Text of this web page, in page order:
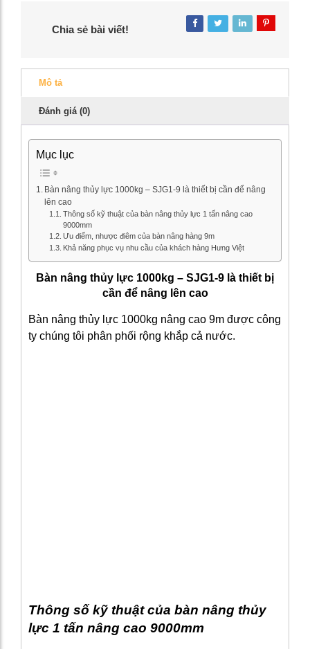
Chia sẻ bài viết!
Vi)
Mô tả
Đánh giá (0)
Mục lục
Bàn nâng thủy lực 1000kg – SJG1-9 là thiết bị cần để nâng
lên cao
Thông số kỹ thuật của bàn nâng thủy lực 1 tấn nâng cao
9000mm
Ưu điểm, nhược điêm của bàn nâng hàng 9m
Khả năng phục vụ nhu cầu của khách hàng Hưng Việt
Bàn nâng thủy lực 1000kg – SJG1-9 là thiết bị
cần để nâng lên cao
Bàn nâng thủy lực 1000kg nâng cao 9m được công
ty chúng tôi phân phối rộng khắp cả nước.
Thông số kỹ thuật của bàn nâng thủy
lực 1 tấn nâng cao 9000mm